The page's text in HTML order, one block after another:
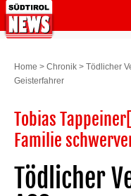
Home > Chronik > Tödlicher
Geisterfahrer
Tobias
Familie
Tödlicher